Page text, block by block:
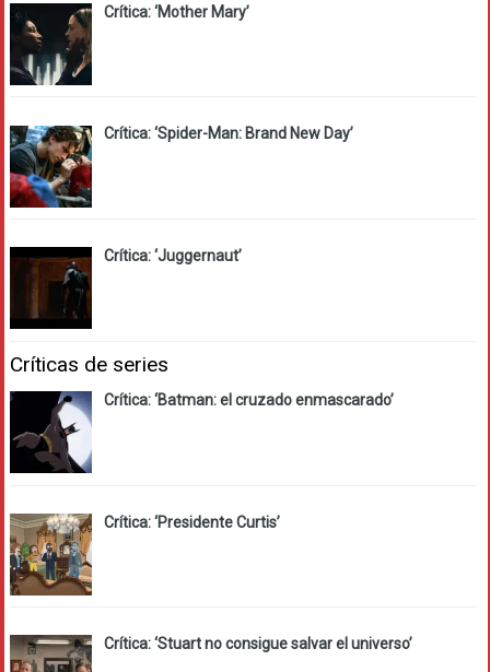
Crítica: ‘Mother Mary’
Crítica: ‘Spider-Man: Brand New Day’
Crítica: ‘Juggernaut’
Críticas de series
Crítica: ‘Batman: el cruzado enmascarado’
Crítica: ‘Presidente Curtis’
Crítica: ‘Stuart no consigue salvar el universo’